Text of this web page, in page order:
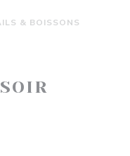
& BOISSONS